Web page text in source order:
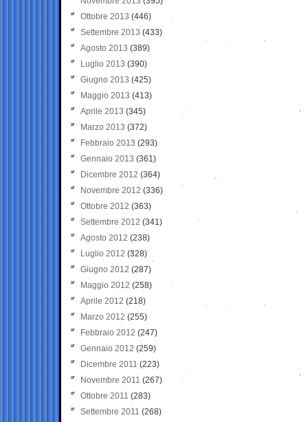
Ottobre 2013 (446)
Settembre 2013 (433)
Agosto 2013 (389)
Luglio 2013 (390)
Giugno 2013 (425)
Maggio 2013 (413)
Aprile 2013 (345)
Marzo 2013 (372)
Febbraio 2013 (293)
Gennaio 2013 (361)
Dicembre 2012 (364)
Novembre 2012 (336)
Ottobre 2012 (363)
Settembre 2012 (341)
Agosto 2012 (238)
Luglio 2012 (328)
Giugno 2012 (287)
Maggio 2012 (258)
Aprile 2012 (218)
Marzo 2012 (255)
Febbraio 2012 (247)
Gennaio 2012 (259)
Dicembre 2011 (223)
Novembre 2011 (267)
Ottobre 2011 (283)
Settembre 2011 (268)